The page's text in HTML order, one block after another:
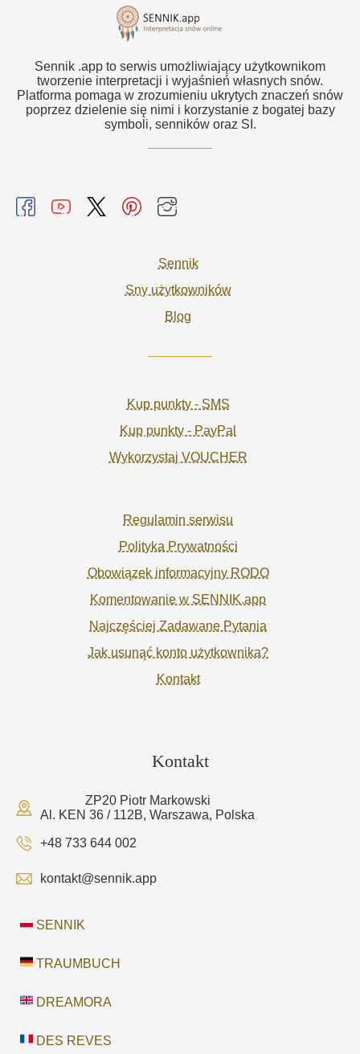
Sennik .app to serwis umożliwiający użytkownikom
tworzenie interpretacji i wyjaśnień własnych snów.
Platforma pomaga w zrozumieniu ukrytych znaczeń snów
poprzez dzielenie się nimi i korzystanie z bogatej bazy
symboli, senników oraz SI.
Sennik
Sny użytkowników
Blog
Kup punkty - SMS
Kup punkty - PayPal
Wykorzystaj VOUCHER
Regulamin serwisu
Polityka Prywatności
Obowiązek informacyjny RODO
Komentowanie w SENNIK.app
Najczęściej Zadawane Pytania
Jak usunąć konto użytkownika?
Kontakt
Kontakt
ZP20 Piotr Markowski
Al. KEN 36 / 112B, Warszawa, Polska
+48 733 644 002
kontakt@sennik.app
SENNIK
TRAUMBUCH
DREAMORA
DES REVES